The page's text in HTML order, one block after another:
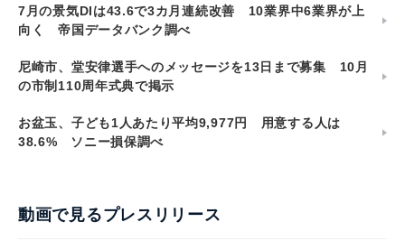
7月の景気DIは43.6で3カ月連続改善 10業界中6業界が上
向く 帝国データバンク調べ
尼崎市、堂安律選手へのメッセージを13日まで募集 10月
の市制110周年式典で掲示
お盆玉、子ども1人あたり平均9,977円 用意する人は
38.6% ソニー損保調べ
動画で見るプレスリリース